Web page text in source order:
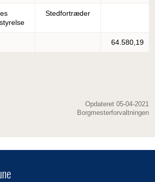
Stedfortræder
64.580,19
Opdateret 05-04-2021
Borgmesterforvaltningen